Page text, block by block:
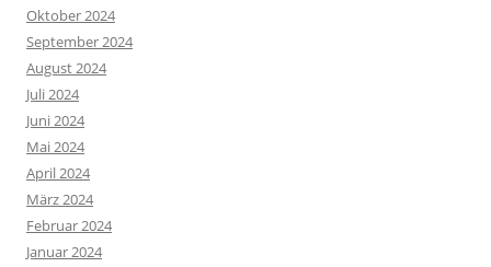
Oktober 2024
September 2024
August 2024
Juli 2024
Juni 2024
Mai 2024
April 2024
März 2024
Februar 2024
Januar 2024